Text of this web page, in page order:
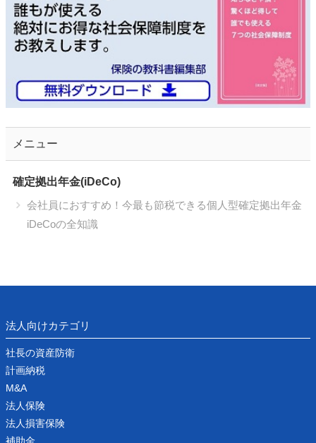
メニュー
確定拠出年金(iDeCo)
会社員におすすめ！今最も節税できる個人型確定拠出年金
iDeCoの全知識
法人向けカテゴリ
社長の資産防衛
計画納税
M&A
法人保険
法人損害保険